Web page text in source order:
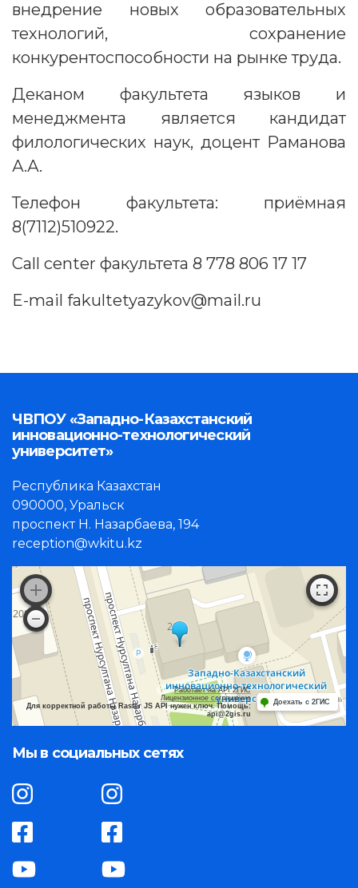
внедрение новых образовательных
технологий, сохранение
конкурентоспособности на рынке труда.
Деканом факультета языков и
менеджмента является кандидат
филологических наук, доцент Раманова
А.А.
Телефон факультета: приёмная
8(7112)510922.
Call center факультета 8 778 806 17 17
E-mail fakultetyazykov@mail.ru
ЧВПОУ «Западно-Казахстанский
инновационно-технологический
университет»
Республика Казахстан
090000, Уральск
проспект Н. Назарбаева, 194
reception@wkitu.kz
Работает на API 2ГИС
Лицензионное соглашение
Для корректной работы Raster JS API нужен ключ. Помощь:
api@2gis.ru
Доехать с 2ГИС
Мы в социальных сетях